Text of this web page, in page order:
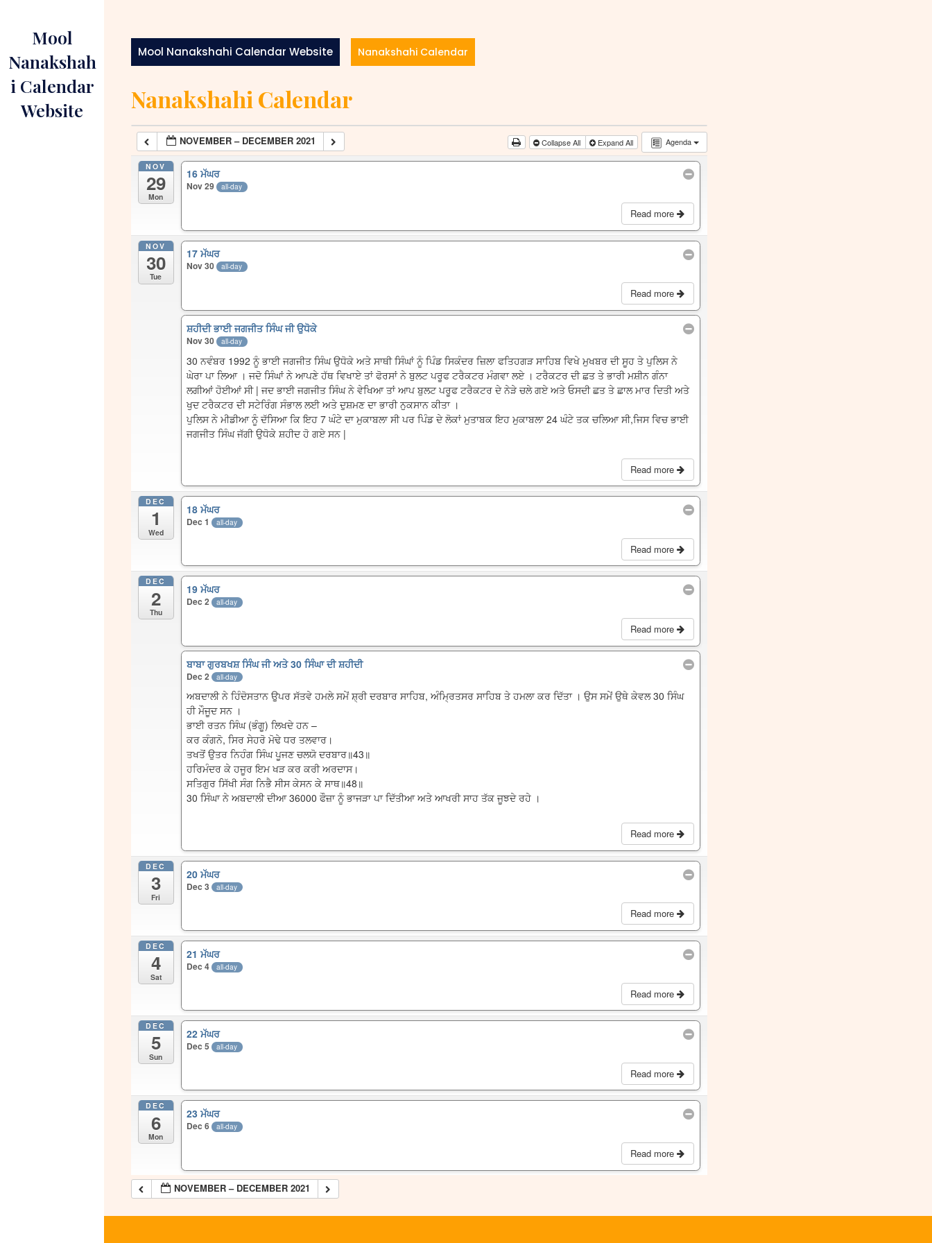
contentMool
Nanakshah
i Calendar
Website
Mool Nanakshahi Calendar Website Nanakshahi Calendar
Nanakshahi Calendar
Agenda
NOVEMBER – DECEMBER 2021 Collapse All Expand All
NOV
29
Mon
16 ਮੱਘਰ
Nov 29 all-day
Read more
NOV
30
Tue
17 ਮੱਘਰ
Nov 30 all-day
Read more
ਸ਼ਹੀਦੀ ਭਾਈ ਜਗਜੀਤ ਸਿੰਘ ਜੀ ਉਧੋਕੇ
Nov 30 all-day
30 ਨਵੰਬਰ 1992 ਨੂੰ ਭਾਈ ਜਗਜੀਤ ਸਿੰਘ ਉਧੋਕੇ ਅਤੇ ਸਾਥੀ ਸਿੰਘਾਂ ਨੂੰ ਪਿੰਡ ਸਿਕੰਦਰ ਜ਼ਿਲਾ ਫਤਿਹਗੜ ਸਾਹਿਬ ਵਿਖੇ ਮੁਖਬਰ ਦੀ ਸੂਹ ਤੇ ਪੁਲਿਸ ਨੇ
ਘੇਰਾ ਪਾ ਲਿਆ । ਜਦੋ ਸਿੰਘਾਂ ਨੇ ਆਪਣੇ ਹੱਥ ਵਿਖਾਏ ਤਾਂ ਫੋਰਸਾਂ ਨੇ ਬੁਲਟ ਪਰੂਫ ਟਰੈਕਟਰ ਮੰਗਵਾ ਲਏ । ਟਰੈਕਟਰ ਦੀ ਛਤ ਤੇ ਭਾਰੀ ਮਸ਼ੀਨ ਗੰਨਾ
ਲਗੀਆਂ ਹੋਈਆਂ ਸੀ | ਜਦ ਭਾਈ ਜਗਜੀਤ ਸਿੰਘ ਨੇ ਵੇਖਿਆ ਤਾਂ ਆਪ ਬੁਲਟ ਪਰੂਫ ਟਰੈਕਟਰ ਦੇ ਨੇੜੇ ਚਲੇ ਗਏ ਅਤੇ ਓਸਦੀ ਛਤ ਤੇ ਛਾਲ ਮਾਰ ਦਿਤੀ ਅਤੇ
ਖੁਦ ਟਰੈਕਟਰ ਦੀ ਸਟੇਰਿੰਗ ਸੰਭਾਲ ਲਈ ਅਤੇ ਦੁਸ਼ਮਣ ਦਾ ਭਾਰੀ ਨੁਕਸਾਨ ਕੀਤਾ ।
ਪੁਲਿਸ ਨੇ ਮੀਡੀਆ ਨੂੰ ਦੱਸਿਆ ਕਿ ਇਹ 7 ਘੰਟੇ ਦਾ ਮੁਕਾਬਲਾ ਸੀ ਪਰ ਪਿੰਡ ਦੇ ਲੋਕਾਂ ਮੁਤਾਬਕ ਇਹ ਮੁਕਾਬਲਾ 24 ਘੰਟੇ ਤਕ ਚਲਿਆ ਸੀ,ਜਿਸ ਵਿਚ ਭਾਈ
ਜਗਜੀਤ ਸਿੰਘ ਜੱਗੀ ਉਧੋਕੇ ਸ਼ਹੀਦ ਹੋ ਗਏ ਸਨ |
Read more
DEC
1
Wed
18 ਮੱਘਰ
Dec 1 all-day
Read more
DEC
2
Thu
19 ਮੱਘਰ
Dec 2 all-day
Read more
ਬਾਬਾ ਗੁਰਬਖਸ਼ ਸਿੰਘ ਜੀ ਅਤੇ 30 ਸਿੰਘਾ ਦੀ ਸ਼ਹੀਦੀ
Dec 2 all-day
ਅਬਦਾਲੀ ਨੇ ਹਿੰਦੋਸਤਾਨ ਉੁਪਰ ਸੱਤਵੇ ਹਮਲੇ ਸਮੇਂ ਸ਼੍ਰੀ ਦਰਬਾਰ ਸਾਹਿਬ, ਅੰਮ੍ਰਿਤਸਰ ਸਾਹਿਬ ਤੇ ਹਮਲਾ ਕਰ ਦਿੱਤਾ । ਉਸ ਸਮੇਂ ਉਥੇ ਕੇਵਲ 30 ਸਿੰਘ
ਹੀ ਮੌਜੂਦ ਸਨ ।
ਭਾਈ ਰਤਨ ਸਿੰਘ (ਭੰਗੂ) ਲਿਖਦੇ ਹਨ –
ਕਰ ਕੰਗਨੋ, ਸਿਰ ਸੇਹਰੋ ਮੋਢੇ ਧਰ ਤਲਵਾਰ।
ਤਖਤੋਂ ਉਤਰ ਨਿਹੰਗ ਸਿੰਘ ਪੂਜਣ ਚਲਯੋ ਦਰਬਾਰ॥43॥
ਹਰਿਮੰਦਰ ਕੇ ਹਜੂਰ ਇਮ ਖੜ ਕਰ ਕਰੀ ਅਰਦਾਸ।
ਸਤਿਗੁਰ ਸਿੱਖੀ ਸੰਗ ਨਿਭੈ ਸੀਸ ਕੇਸਨ ਕੇ ਸਾਥ॥48॥
30 ਸਿੰਘਾ ਨੇ ਅਬਦਾਲੀ ਦੀਆ 36000 ਫੌਜ਼ਾ ਨੂੰ ਭਾਜੜਾ ਪਾ ਦਿੱਤੀਆ ਅਤੇ ਆਖਰੀ ਸਾਹ ਤੱਕ ਜੂਝਦੇ ਰਹੇ ।
Read more
DEC
3
Fri
20 ਮੱਘਰ
Dec 3 all-day
Read more
DEC
4
Sat
21 ਮੱਘਰ
Dec 4 all-day
Read more
DEC
5
Sun
22 ਮੱਘਰ
Dec 5 all-day
Read more
DEC
6
Mon
23 ਮੱਘਰ
Dec 6 all-day
Read more
NOVEMBER – DECEMBER 2021